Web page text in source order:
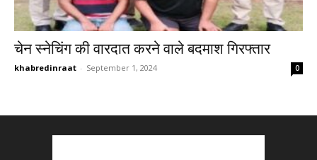
चेन स्नेचिंग की वारदात करने वाले बदमाश गिरफ्तार
khabredinraat - September 1, 2024 0